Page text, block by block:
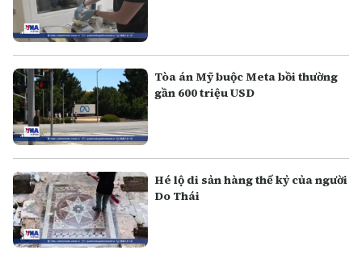
Tòa án Mỹ buộc Meta bồi thường
gần 600 triệu USD
Hé lộ di sản hàng thế kỷ của người
Do Thái